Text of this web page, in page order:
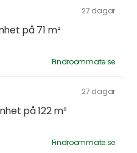
27 dagar
på 71 m²
Findroommate.se
27 dagar
på 122 m²
Findroommate.se